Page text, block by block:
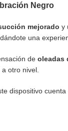
Negro
mejorado y
una
de oleadas
otro nivel.
dispositivo cuenta